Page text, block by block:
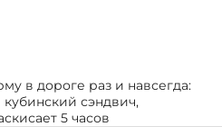
в дороге раз и навсегда:
сэндвич,
5 часов